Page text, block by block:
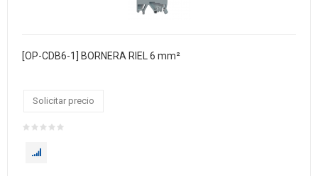
[OP-CDB6-1] BORNERA RIEL 6 mm²
Solicitar precio